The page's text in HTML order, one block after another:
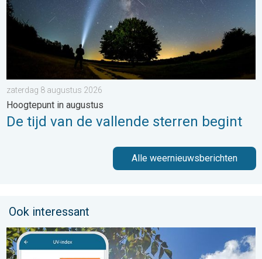
zaterdag 8 augustus 2026
Hoogtepunt in augustus
De tijd van de vallende sterren begint
Alle weernieuwsberichten
Ook interessant
Zonkracht blijft hoog. Ondanks aangename lucht. . . zaterdag